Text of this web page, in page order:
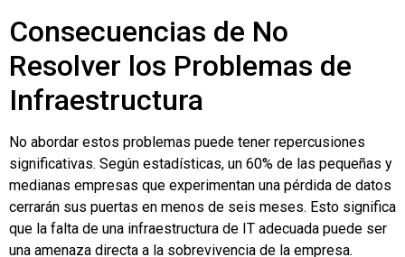
Consecuencias de No
Resolver los Problemas de
Infraestructura
No abordar estos problemas puede tener repercusiones
significativas. Según estadísticas, un 60% de las pequeñas y
medianas empresas que experimentan una pérdida de datos
cerrarán sus puertas en menos de seis meses. Esto significa
que la falta de una infraestructura de IT adecuada puede ser
una amenaza directa a la sobrevivencia de la empresa.